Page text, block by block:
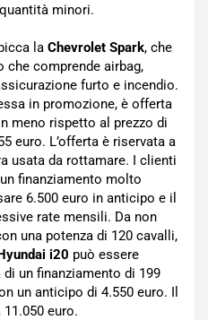
minori.
la Chevrolet Spark, che
che comprende airbag,
furto e incendio.
in promozione, è offerta
meno rispetto al prezzo di
euro. L’offerta è riservata a
usata da rottamare. I clienti
finanziamento molto
6.500 euro in anticipo e il
rate mensili. Da non
una potenza di 120 cavalli,
i20 può essere
un finanziamento di 199
un anticipo di 4.550 euro. Il
euro.